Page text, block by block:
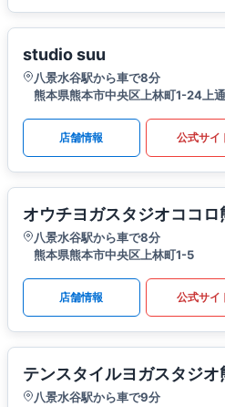
studio suu
八景水谷駅から車で8分
熊本県熊本市中央区上林町1-24上
店舗情報 公式サイ
オウチヨガスタジオココロ
八景水谷駅から車で8分
熊本県熊本市中央区上林町1-5
店舗情報 公式サイ
テンスタイルヨガスタジオ
八景水谷駅から車で9分